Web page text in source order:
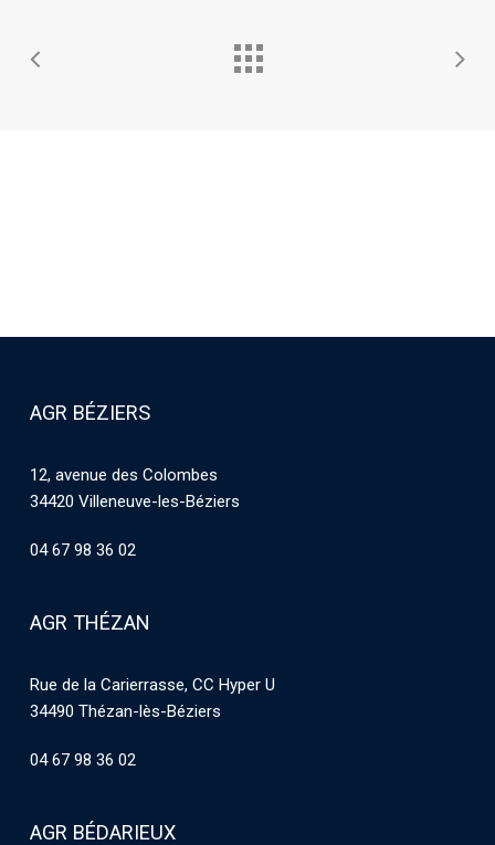
AGR BÉZIERS
12, avenue des Colombes
34420 Villeneuve-les-Béziers
04 67 98 36 02
AGR THÉZAN
Rue de la Carierrasse, CC Hyper U
34490 Thézan-lès-Béziers
04 67 98 36 02
AGR BÉDARIEUX